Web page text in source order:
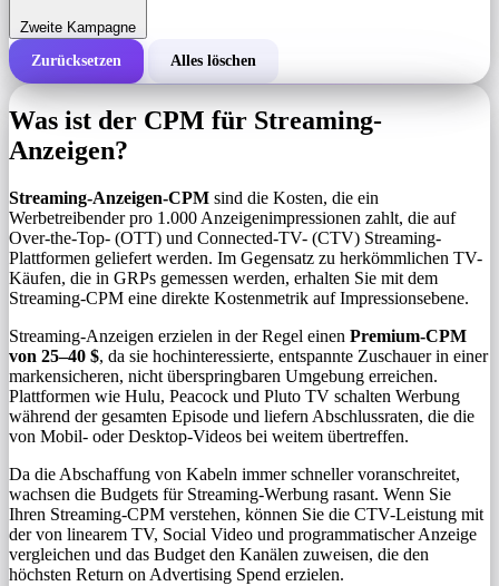
Zweite Kampagne
Gesamtkosten einer Kampagne
Kosten pro 1.000 Impressionen (CPM)
Anzahl der Impressionen
Zurücksetzen Alles löschen
Was ist der CPM für Streaming-
Anzeigen?
Streaming-Anzeigen-CPM sind die Kosten, die ein
Werbetreibender pro 1.000 Anzeigenimpressionen zahlt, die auf
Over-the-Top- (OTT) und Connected-TV- (CTV) Streaming-
Plattformen geliefert werden. Im Gegensatz zu herkömmlichen TV-
Käufen, die in GRPs gemessen werden, erhalten Sie mit dem
Streaming-CPM eine direkte Kostenmetrik auf Impressionsebene.
Streaming-Anzeigen erzielen in der Regel einen Premium-CPM
von 25–40 $, da sie hochinteressierte, entspannte Zuschauer in einer
markensicheren, nicht überspringbaren Umgebung erreichen.
Plattformen wie Hulu, Peacock und Pluto TV schalten Werbung
während der gesamten Episode und liefern Abschlussraten, die die
von Mobil- oder Desktop-Videos bei weitem übertreffen.
Da die Abschaffung von Kabeln immer schneller voranschreitet,
wachsen die Budgets für Streaming-Werbung rasant. Wenn Sie
Ihren Streaming-CPM verstehen, können Sie die CTV-Leistung mit
der von linearem TV, Social Video und programmatischer Anzeige
vergleichen und das Budget den Kanälen zuweisen, die den
höchsten Return on Advertising Spend erzielen.